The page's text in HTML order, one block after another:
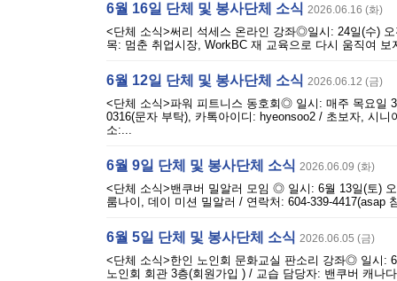
6월 16일 단체 및 봉사단체 소식 2026.06.16 (화)
<단체 소식>써리 석세스 온라인 강좌◎일시: 24일(수)
목: 멈춘 취업시장, WorkBC 재 교육으로 다시 움직여
6월 12일 단체 및 봉사단체 소식 2026.06.12 (금)
<단체 소식>파워 피트니스 동호회◎ 일시: 매주 목요일
0316(문자 부탁), 카톡아이디: hyeonsoo2 / 초보자, 시
소:...
6월 9일 단체 및 봉사단체 소식 2026.06.09 (화)
<단체 소식>밴쿠버 밀알러 모임 ◎ 일시: 6월 13일(토)
룸나이, 데이 미션 밀알러 / 연락처: 604-339-4417(asap
6월 5일 단체 및 봉사단체 소식 2026.06.05 (금)
<단체 소식>한인 노인회 문화교실 판소리 강좌◎ 일시:
노인회 회관 3층(회원가입 ) / 교습 담당자: 밴쿠버 캐나